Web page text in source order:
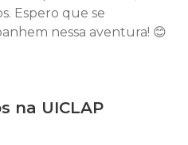
Espero que se
nessa aventura! 😊
na UICLAP